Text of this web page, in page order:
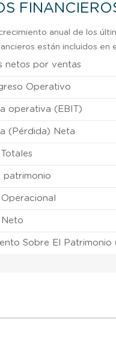
anual de los
están incluidos en
netos por ventas
Operativo
operativa (EBIT)
(Pérdida) Neta
patrimonio
Neto
Sobre El Patrimonio